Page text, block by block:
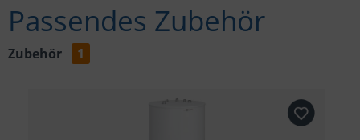
Passendes Zubehör
Zubehör 1